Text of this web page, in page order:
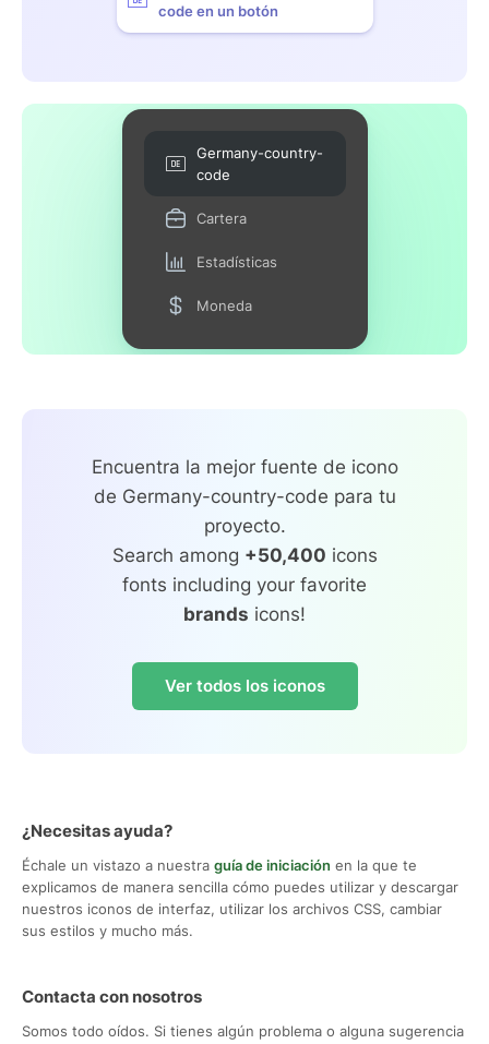
code en un botón
Germany-country-
code
Cartera
Estadísticas
Moneda
Encuentra la mejor fuente de icono
de Germany-country-code para tu
proyecto.
Search among +50,400 icons
fonts including your favorite
brands icons!
Ver todos los iconos
¿Necesitas ayuda?
Échale un vistazo a nuestra guía de iniciación en la que te
explicamos de manera sencilla cómo puedes utilizar y descargar
nuestros iconos de interfaz, utilizar los archivos CSS, cambiar
sus estilos y mucho más.
Contacta con nosotros
Somos todo oídos. Si tienes algún problema o alguna sugerencia